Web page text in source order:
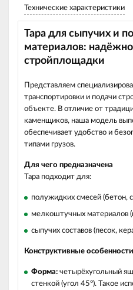
Технические характеристики
Тара для сыпучих и
материалов:
стройплощадки
Представляем
транспортировки и подачи
объекте. В отличие от
каменщиков, наша модель
обеспечивает удобство и
типами грузов.
Для чего предназначена
Тара подходит для:
полужидких смесей (бетон,
мелкоштучных материалов
сыпучих составов (песок,
Конструктивные особенности
Форма: четырёхугольный
стенкой (угол 45°). Такое